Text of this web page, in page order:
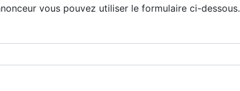
vous pouvez utiliser le formulaire ci-dessous.